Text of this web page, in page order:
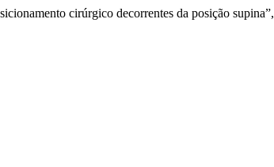
cirúrgico decorrentes da posição supina”,